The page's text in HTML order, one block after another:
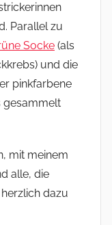
Parallel zu
Socke (als
und die
pinkfarbene
gesammelt
mit meinem
alle, die
dazu